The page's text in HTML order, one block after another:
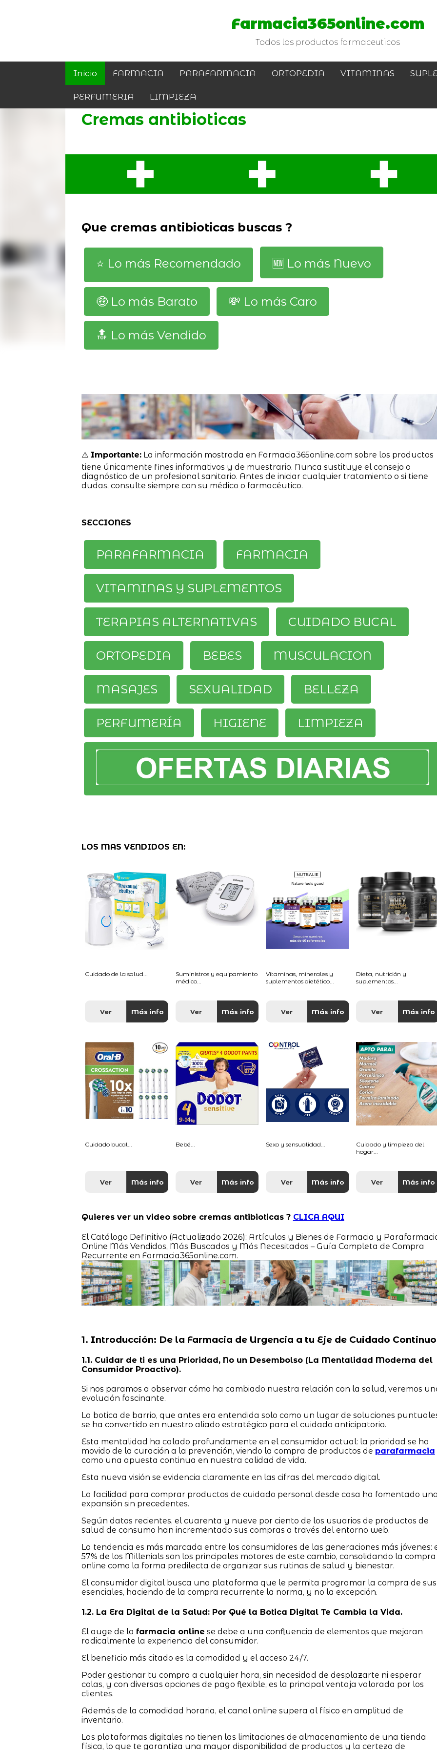
Farmacia365online.com
Todos los productos farmaceuticos
Inicio FARMACIA PARAFARMACIA ORTOPEDIA VITAMINAS
PERFUMERIA LIMPIEZA
Cremas antibioticas
Que cremas antibioticas buscas ?
⭐️ Lo más Recomendado 🆕️ Lo más Nuevo
🤑 Lo más Barato 💸 Lo más Caro
🔝 Lo más Vendido
⚠️ Importante:La información mostrada en Farmacia365online.com sobre los productos
tiene únicamente fines informativos y de muestrario. Nunca sustituye el consejo o
diagnóstico de un profesional sanitario. Antes de iniciar cualquier tratamiento o si tiene
dudas, consulte siempre con su médico o farmacéutico.
SECCIONES
PARAFARMACIA FARMACIA
VITAMINAS Y SUPLEMENTOS
TERAPIAS ALTERNATIVAS CUIDADO BUCAL
ORTOPEDIA BEBES MUSCULACION
MASAJES SEXUALIDAD BELLEZA
PERFUMERÍA HIGIENE LIMPIEZA
LOS MAS VENDIDOS EN:
Cuidado de la salud...
Ver Más info
Suministros y equipamiento
médico...
Ver Más info
Vitaminas, minerales y
suplementos dietético...
Ver Más info
Dieta, nutrición y
suplementos...
Ver Más info
Cuidado bucal...
Ver Más info
Bebé...
Ver Más info
Sexo y sensualidad...
Ver Más info
Cuidado y limpieza del
hogar...
Ver Más info
Quieres ver un video sobre cremas antibioticas ? CLICA AQUI
El Catálogo Definitivo (Actualizado 2026): Artículos y Bienes de Farmacia y
Online Más Vendidos, Más Buscados y Más Necesitados – Guía Completa de Compra
Recurrente en Farmacia365online.com.
1. Introducción: De la Farmacia de Urgencia a tu Eje de Cuidado
1.1. Cuidar de ti es una Prioridad, No un Desembolso (La Mentalidad Moderna del
Consumidor Proactivo).
Si nos paramos a observar cómo ha cambiado nuestra relación con la salud, veremos
evolución fascinante.
La botica de barrio, que antes era entendida solo como un lugar de soluciones
se ha convertido en nuestro aliado estratégico para el cuidado anticipatorio.
Esta mentalidad ha calado profundamente en el consumidor actual: la prioridad se ha
movido de la curación a la prevención, viendo la compra de productos de parafarmacia
como una apuesta continua en nuestra calidad de vida.
Esta nueva visión se evidencia claramente en las cifras del mercado digital.
La facilidad para comprar productos de cuidado personal desde casa ha fomentado
expansión sin precedentes.
Según datos recientes, el cuarenta y nueve por ciento de los usuarios de productos de
salud de consumo han incrementado sus compras a través del entorno web.
La tendencia es más marcada entre los consumidores de las generaciones más jóvenes:
57% de los Millenials son los principales motores de este cambio, consolidando la compra
online como la forma predilecta de organizar sus rutinas de salud y bienestar.
El consumidor digital busca una plataforma que le permita programar la compra de sus
esenciales, haciendo de la compra recurrente la norma, y no la excepción.
1.2. La Era Digital de la Salud: Por Qué la Botica Digital Te Cambia la Vida.
El auge de la farmacia online se debe a una confluencia de elementos que mejoran
radicalmente la experiencia del consumidor.
El beneficio más citado es la comodidad y el acceso 24/7.
Poder gestionar tu compra a cualquier hora, sin necesidad de desplazarte ni esperar
colas, y con diversas opciones de pago flexible, es la principal ventaja valorada por los
clientes.
Además de la comodidad horaria, el canal online supera al físico en amplitud de
inventario.
Las plataformas digitales no tienen las limitaciones de almacenamiento de una tienda
física, lo que te garantiza una mayor disponibilidad de productos y la certeza de